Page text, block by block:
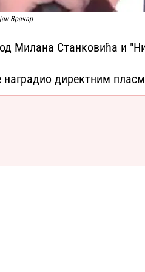
Врачар
од Милана Станковића и
наградио директним